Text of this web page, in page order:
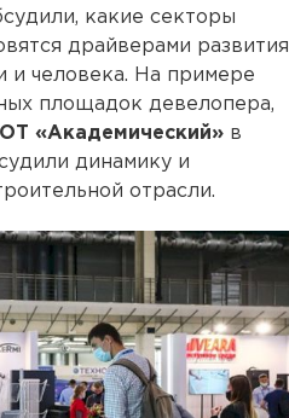
какие секторы
драйверами развития
и человека. На примере
площадок девелопера,
«Академический» в
динамику и
отрасли.